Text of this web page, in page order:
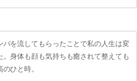
パを流してもらったことで私の人生は変
。身体も顔も気持ちも癒されて整えても
のひと時。